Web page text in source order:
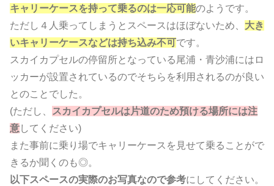
キャリーケースを持って乗るのは一応可能のようです。
ただし４人乗ってしまうとスペースはほぼないため、 大き
いキャリーケースなどは持ち込み不可です。
スカイカプセルの停留所となっている尾浦・青沙浦にはロ
ッカーが設置されているのでそちらを利用されるのが良い
とのことでした。
(ただし、
スカイカプセルは片道のため預ける場所には注
意してください)
また事前に乗り場でキャリーケースを見せて乗ることがで
きるか聞くのも◎。
以下スペースの実際のお写真なので参考にしてください。